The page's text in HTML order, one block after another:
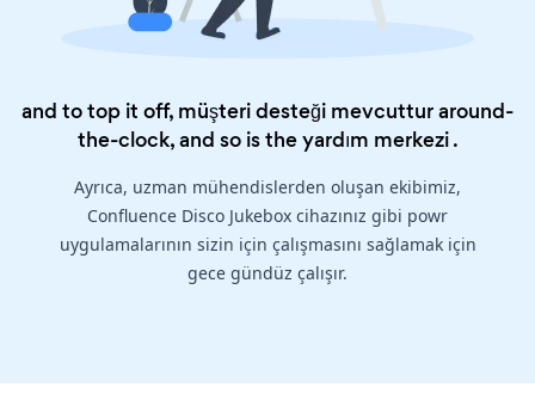
and to top it off, müşteri desteği mevcuttur around-
the-clock, and so is theyardım merkezi.
Ayrıca, uzman mühendislerden oluşan ekibimiz,
Confluence Disco Jukebox cihazınız gibi powr
uygulamalarının sizin için çalışmasını sağlamak için
gece gündüz çalışır.